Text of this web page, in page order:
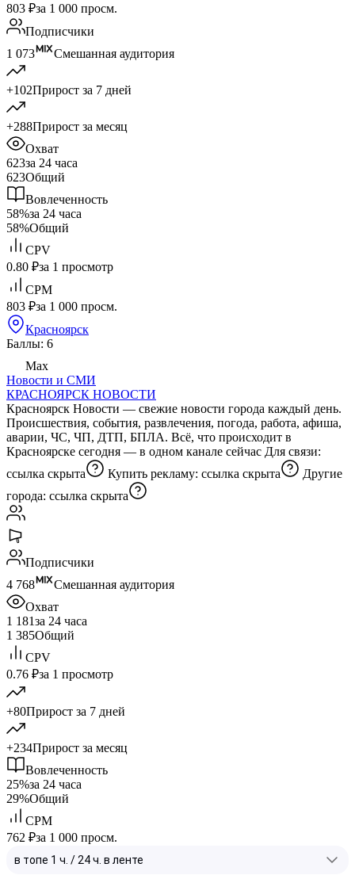
803 ₽за 1 000 просм.
Подписчики
1 073
Смешанная аудитория
+102Прирост за 7 дней
+288Прирост за месяц
Охват
623за 24 часа
623Общий
Вовлеченность
58%за 24 часа
58%Общий
CPV
0.80 ₽за 1 просмотр
CPM
803 ₽за 1 000 просм.
Красноярск
Баллы: 6
Max
Новости и СМИ
КРАСНОЯРСК НОВОСТИ
Красноярск Новости — свежие новости города каждый день.
Происшествия, события, развлечения, погода, работа, афиша,
аварии, ЧС, ЧП, ДТП, БПЛА. Всё, что происходит в
Красноярске сегодня — в одном канале сейчас Для связи:
ссылка скрыта
Купить рекламу: ссылка скрыта
Другие
города: ссылка скрыта
Подписчики
4 768
Смешанная аудитория
Охват
1 181за 24 часа
1 385Общий
CPV
0.76 ₽за 1 просмотр
+80Прирост за 7 дней
+234Прирост за месяц
Вовлеченность
25%за 24 часа
29%Общий
CPM
762 ₽за 1 000 просм.